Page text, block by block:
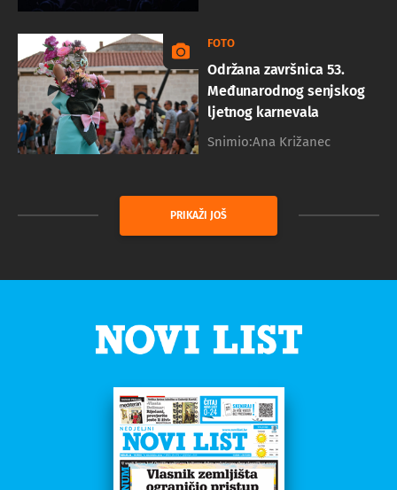
FOTO
Održana završnica 53.
Međunarodnog senjskog
ljetnog karnevala
Snimio:Ana Križanec
PRIKAŽI JOŠ